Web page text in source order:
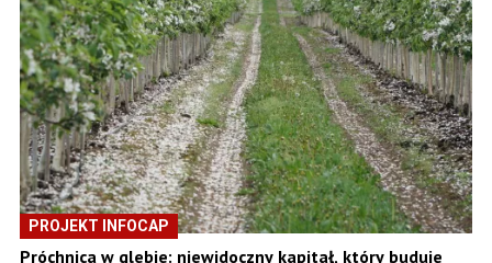
PROJEKT INFOCAP
Próchnica w glebie: niewidoczny kapitał, który buduje